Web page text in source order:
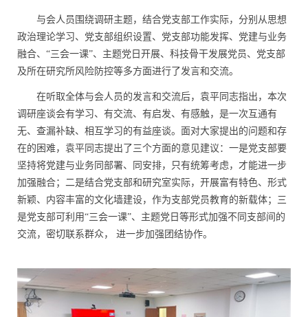
与会人员围绕调研主题，结合党支部工作实际，分别从思想
政治理论学习、党支部组织设置、党支部功能发挥、党建与业务
融合、“三会一课”、主题党日开展、科技骨干发展党员、党支部
及所在研究所风险防控等多方面进行了发言和交流。
在听取全体与会人员的发言和交流后，袁平同志指出，本次
调研座谈会有学习、有交流、有启发、有感触，是一次互通有
无、查漏补缺、相互学习的有益座谈。面对大家提出的问题和存
在的困难，袁平同志提出了三个方面的意见建议：一是党支部要
坚持将党建与业务同部署、同安排，只有统筹考虑，才能进一步
加强融合；二是结合党支部和研究室实际，开展富有特色、形式
新颖、内容丰富的文化墙建设，作为支部党员教育的新载体；三
是党支部可利用“三会一课”、主题党日等形式加强不同支部间的
交流，密切联系群众，
进一步加强团结协作。